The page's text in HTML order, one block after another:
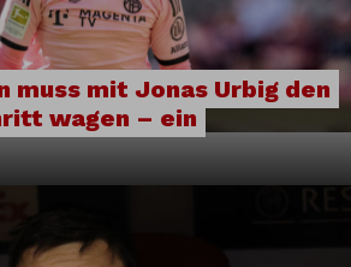
muss mit Jonas Urbig den
wagen – ein